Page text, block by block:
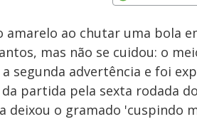
Velocidade
ao chutar uma bola
mas não se cuidou: o
segunda advertência e foi
partida pela sexta rodada
deixou o gramado 'cuspindo